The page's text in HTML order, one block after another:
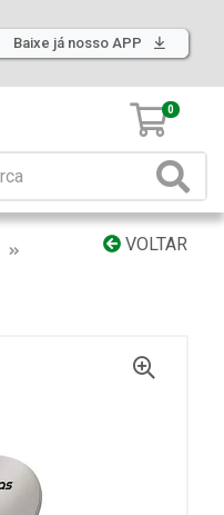
Baixe já nosso APP
0
VOLTAR